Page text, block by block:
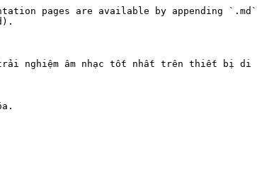
pages are available by appending `.md`
trải nghiệm âm nhạc tốt nhất trên thiết bị di